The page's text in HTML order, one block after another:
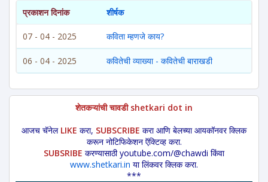
प्रकाशन दिनांक शीर्षक
07 - 04 - 2025 कविता म्हणजे काय?
06 - 04 - 2025 कवितेची व्याख्या - कवितेची बाराखडी
शेतकऱ्यांची चावडी shetkari dot in
आजच चॅनेल LIKE करा, SUBSCRIBE करा आणि बेलच्या आयकॉनवर क्लिक
करून नोटिफिकेशन ऍक्टिव्ह करा.
SUBSRIBE करण्यासाठी youtube.com/@chawdi किंवा
www.shetkari.in या लिंकवर क्लिक करा.
***